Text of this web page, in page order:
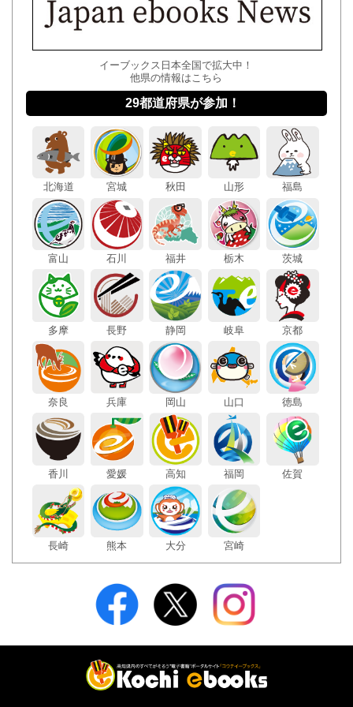
イーブックス日本全国で拡大中！
他県の情報はこちら
29都道府県が参加！
北海道 宮城 秋田 山形 福島
富山 石川 福井 栃木 茨城
多摩 長野 静岡 岐阜 京都
奈良 兵庫 岡山 山口 徳島
香川 愛媛 高知 福岡 佐賀
長崎 熊本 大分 宮崎